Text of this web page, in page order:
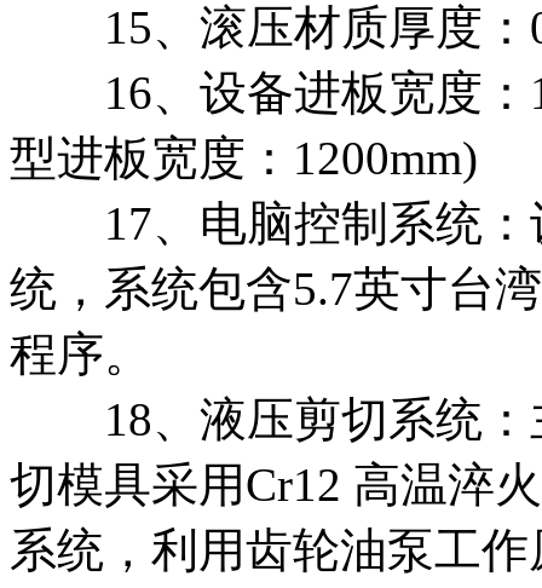
15、滚压材质厚度：
16、设备进板宽度：
型进板宽度：1200mm)
17、电脑控制系统：
统，系统包含5.7英寸台
程序。
18、液压剪切系统：
切模具采用Cr12 高温淬
系统，利用齿轮油泵工